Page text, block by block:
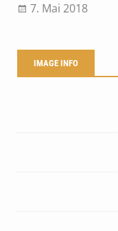
7. Mai 2018
IMAGE INFO